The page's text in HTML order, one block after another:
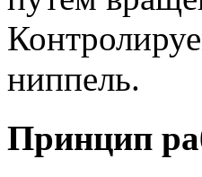
ниппель.
Принцип